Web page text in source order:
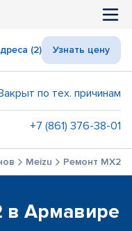
(2) Узнать цену
по тех. причинам
+7 (861) 376-38-01
Meizu Ремонт MX2
в Армавире